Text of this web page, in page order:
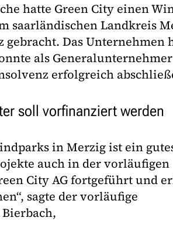
hatte Green City einen
saarländischen Landkreis
gebracht. Das Unternehmen
als
erfolgreich
soll vorfinanziert werden
in Merzig ist ein
auch in der vorläufigen
City AG fortgeführt und
sagte der vorläufige